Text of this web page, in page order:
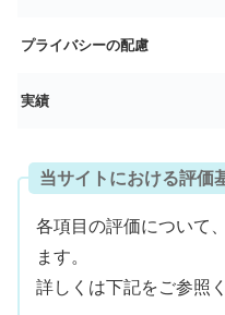
プライバシーの配慮
実績
当サイトにおける評価
各項目の評価について
ます。
詳しくは下記をご参照